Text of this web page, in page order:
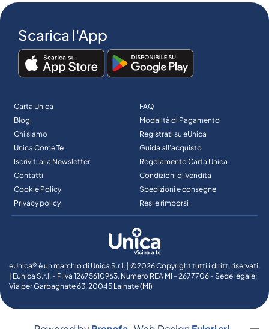
Scarica l'App
Carta Unica
Blog
Chi siamo
Unica Come Te
Iscriviti alla Newsletter
Contatti
Cookie Policy
Privacy policy
FAQ
Modalità di Pagamento
Registrati su eUnica
Guida all’acquisto
Regolamento Carta Unica
Condizioni di Vendita
Spedizioni e consegne
Resi e rimborsi
eUnica® è un marchio di Unica S.r.l. | ©2026 Copyright tutti i diritti riservati.
| Eunica S.r.l. - P.Iva 12675610963. Numero REA MI - 2677706 - Sede legale:
Via per Garbagnate 63, 20045 Lainate (MI)